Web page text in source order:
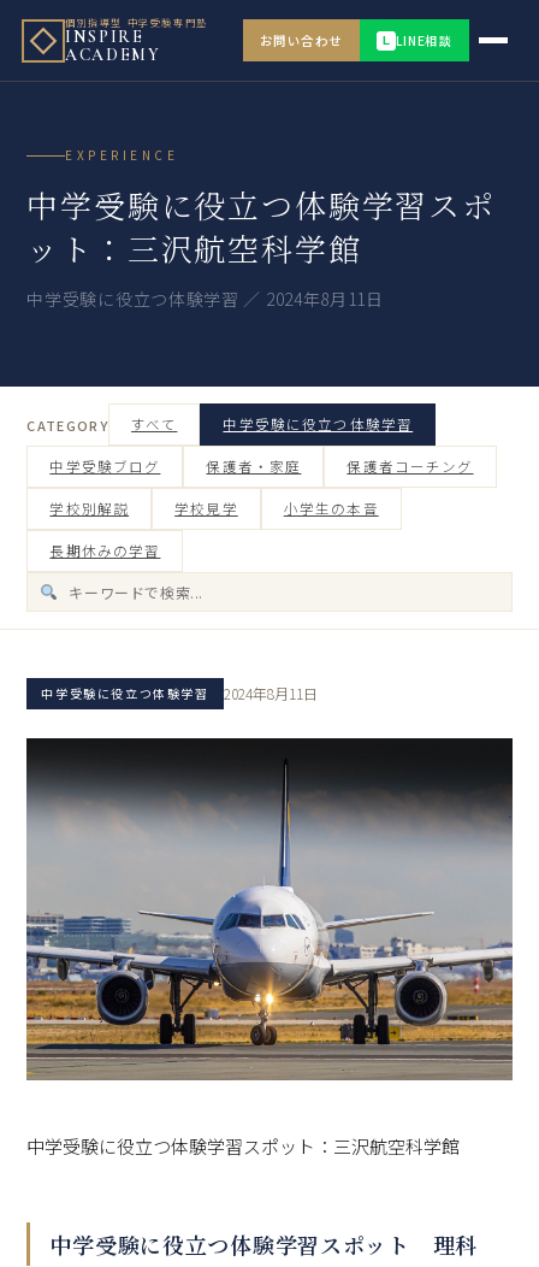
個別指導型 中学受験専門塾
INSPIRE
ACADEMY
お問い合わせ L LINE相談
EXPERIENCE
中学受験に役立つ体験学習スポ
ット：三沢航空科学館
中学受験に役立つ体験学習 ／ 2024年8月11日
CATEGORY すべて 中学受験に役立つ体験学習
中学受験ブログ 保護者・家庭 保護者コーチング
学校別解説 学校見学 小学生の本音
長期休みの学習
中学受験に役立つ体験学習 2024年8月11日
中学受験に役立つ体験学習スポット：三沢航空科学館
中学受験に役立つ体験学習スポット 理科